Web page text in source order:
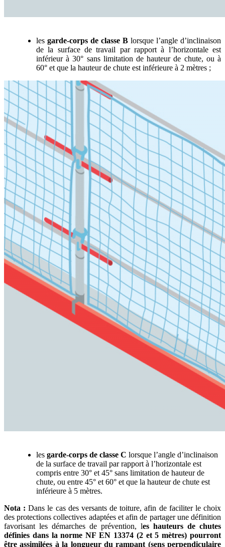
les garde-corps de classe B lorsque l’angle d’inclinaison
de la surface de travail par rapport à l’horizontale est
inférieur à 30° sans limitation de hauteur de chute, ou à
60° et que la hauteur de chute est inférieure à 2 mètres ;
les garde-corps de classe C lorsque l’angle d’inclinaison
de la surface de travail par rapport à l’horizontale est
compris entre 30° et 45° sans limitation de hauteur de
chute, ou entre 45° et 60° et que la hauteur de chute est
inférieure à 5 mètres.
Nota : Dans le cas des versants de toiture, afin de faciliter le choix
des protections collectives adaptées et afin de partager une définition
favorisant les démarches de prévention, les hauteurs de chutes
définies dans la norme NF EN 13374 (2 et 5 mètres) pourront
être assimilées à la longueur du rampant (sens perpendiculaire